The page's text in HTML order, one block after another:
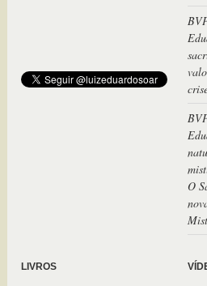
O
LIVROS